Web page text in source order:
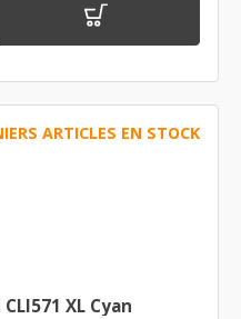
ARTICLES EN STOCK
XL Cyan